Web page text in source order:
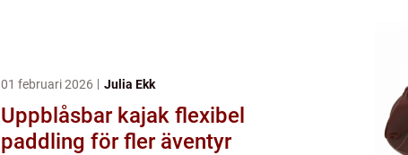
01 februari 2026 Julia Ekk
Uppblåsbar kajak flexibel
paddling för fler äventyr